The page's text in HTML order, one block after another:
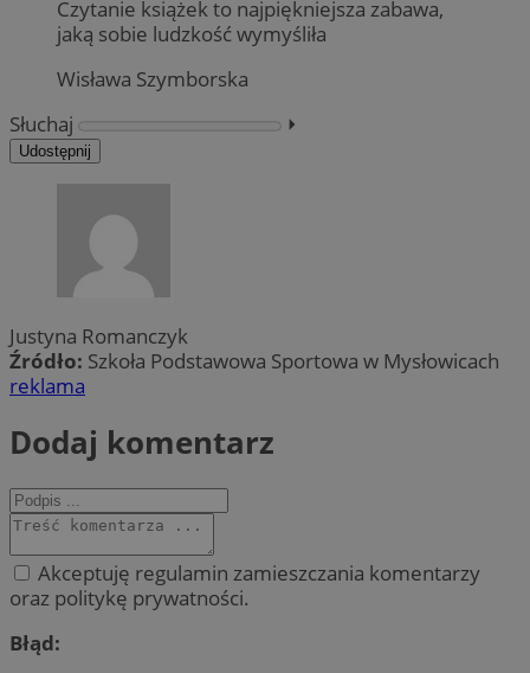
Czytanie książek to najpiękniejsza zabawa,
jaką sobie ludzkość wymyśliła
Wisława Szymborska
Słuchaj
⏵︎
Udostępnij
Justyna Romanczyk
Źródło: Szkoła Podstawowa Sportowa w Mysłowicach
reklama
Dodaj komentarz
Akceptuję regulamin zamieszczania komentarzy
oraz politykę prywatności.
Błąd: